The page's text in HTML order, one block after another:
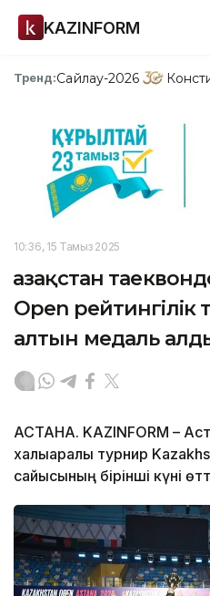
KAZINFORM
Тренд:Сайлау-2026
10:36, 15 Тамыз 2025
Қазақстан
Open рейтингілік
алтын медаль
АСТАНА. KAZINFORM –
халықаралық турнир
сайысының бірінші күні